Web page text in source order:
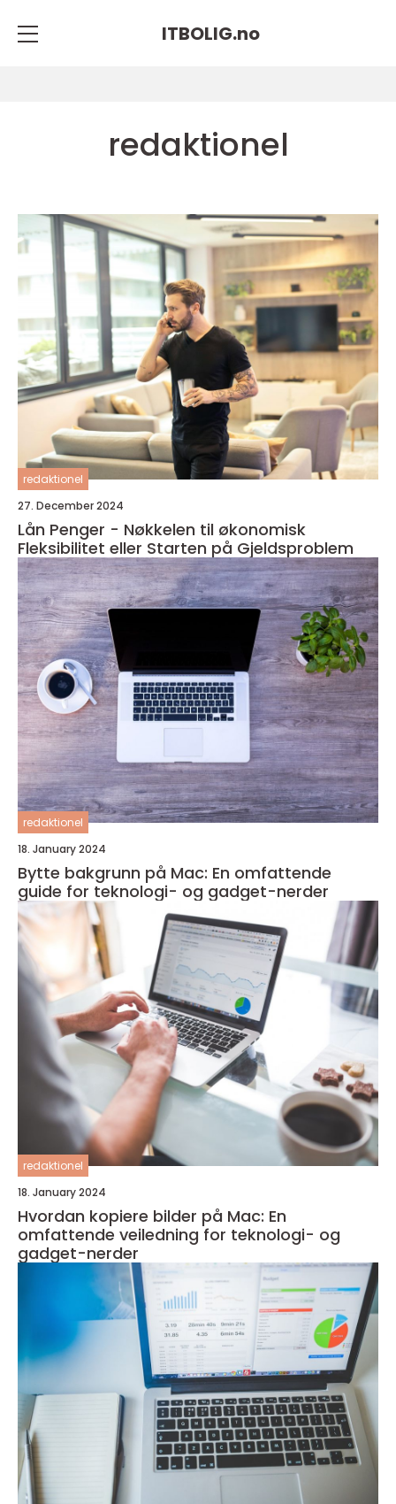
ITBOLIG.no
redaktionel
redaktionel
27. December 2024
Lån Penger - Nøkkelen til økonomisk
Fleksibilitet eller Starten på Gjeldsproblem
redaktionel
18. January 2024
Bytte bakgrunn på Mac: En omfattende
guide for teknologi- og gadget-nerder
redaktionel
18. January 2024
Hvordan kopiere bilder på Mac: En
omfattende veiledning for teknologi- og
gadget-nerder